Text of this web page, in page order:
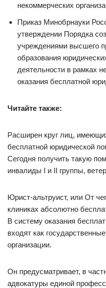
некоммерческих
Приказ Минобрнауки
утверждении Порядка
учреждениями высшего
образования
деятельности в рамках
оказания бесплатной
Читайте также:
Расширен круг лиц,
бесплатной юридической
Сегодня получить такую
инвалиды I и II группы,
Юрист-альтруист, или От
клиниках абсолютно
В систему оказания
входят как
организации.
Он предусматривает, в
адвокатуры единой